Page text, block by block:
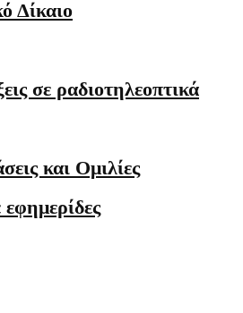
Δίκαιο
σε ραδιοτηλεοπτικά
και Ομιλίες